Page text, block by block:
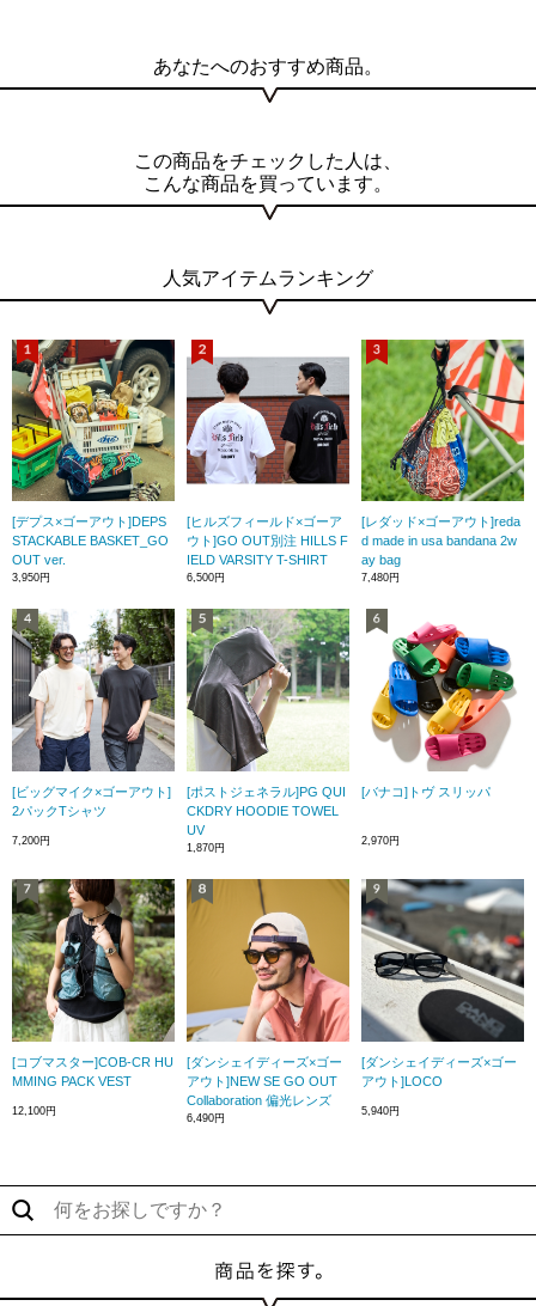
あなたへのおすすめ商品。
この商品をチェックした人は、
こんな商品を買っています。
人気アイテムランキング
[デプス×ゴーアウト]DEPS
STACKABLE BASKET_GO
OUT ver.
3,950円
[ヒルズフィールド×ゴーア
ウト]GO OUT別注 HILLS F
IELD VARSITY T-SHIRT
6,500円
[レダッド×ゴーアウト]reda
d made in usa bandana 2w
ay bag
7,480円
[ビッグマイク×ゴーアウト]
2パックTシャツ
7,200円
[ポストジェネラル]PG QUI
CKDRY HOODIE TOWEL
UV
1,870円
[バナコ]トヴ スリッパ
2,970円
[コブマスター]COB-CR HU
MMING PACK VEST
12,100円
[ダンシェイディーズ×ゴー
アウト]NEW SE GO OUT
Collaboration 偏光レンズ
6,490円
[ダンシェイディーズ×ゴー
アウト]LOCO
5,940円